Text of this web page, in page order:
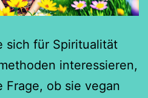
sich für Spiritualität
interessieren,
Frage, ob sie vegan